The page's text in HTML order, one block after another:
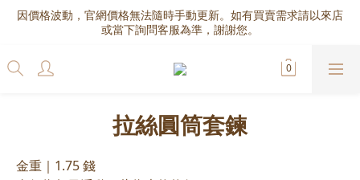
因價格波動，官網價格無法隨時手動更新。如有買賣需求請以來店
或當下詢問客服為準，謝謝您。
拉絲圓筒套鍊
金重｜1.75 錢